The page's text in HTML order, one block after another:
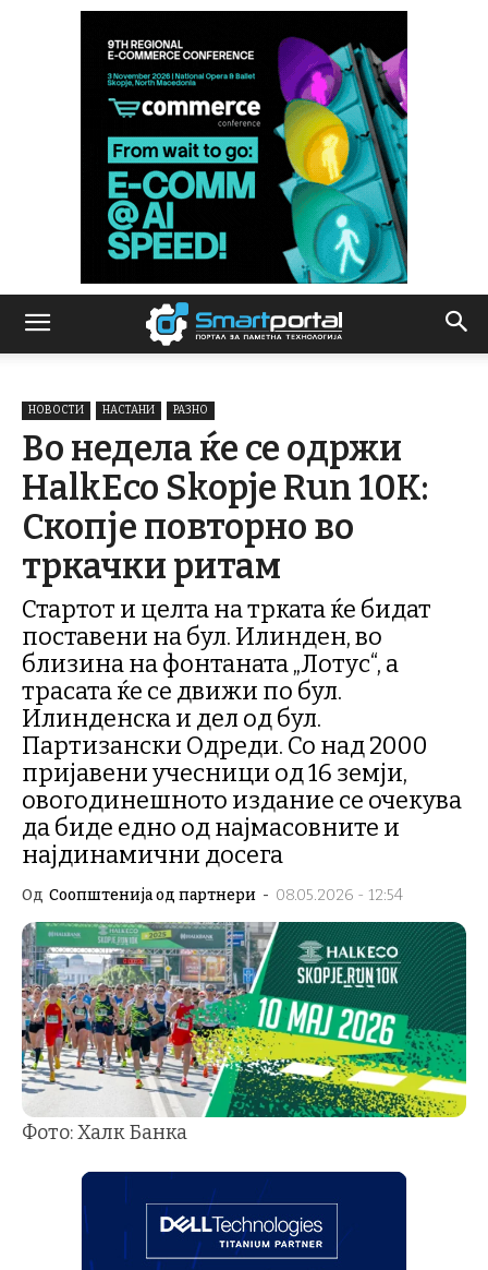
НОВОСТИ НАСТАНИ РАЗНО
Во недела ќе се одржи
HalkEco Skopje Run 10К:
Скопје повторно во
тркачки ритам
Стартот и целта на трката ќе бидат
поставени на бул. Илинден, во
близина на фонтаната „Лотус“, а
трасата ќе се движи по бул.
Илинденска и дел од бул.
Партизански Одреди. Со над 2000
пријавени учесници од 16 земји,
овогодинешното издание се очекува
да биде едно од најмасовните и
најдинамични досега
Од Соопштенија од партнери - 08.05.2026 - 12:54
Фото: Халк Банка